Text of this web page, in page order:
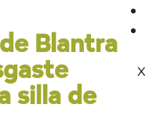
X
Blantra
silla de